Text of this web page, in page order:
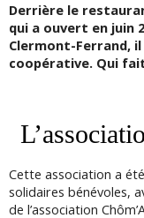
Derrière le
qui a ouvert en juin
Clermont-Ferrand,
coopérative. Qui
Cette association a
solidaires bénévoles,
de l’association